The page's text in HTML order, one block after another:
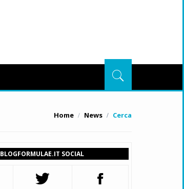
Home News Cerca
BLOGFORMULAE.IT SOCIAL